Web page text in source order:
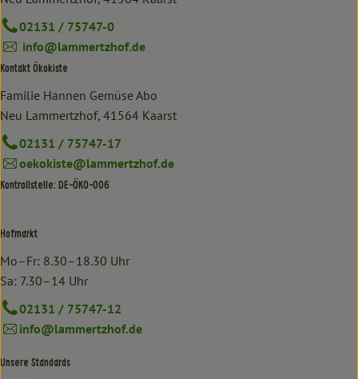
02131 / 75747-0
info@lammertzhof.de
Kontakt Ökokiste
Familie Hannen Gemüse Abo
Neu Lammertzhof, 41564 Kaarst
02131 / 75747-17
oekokiste@lammertzhof.de
Kontrollstelle: DE-ÖKO-006
Hofmarkt
Mo–Fr: 8.30–18.30 Uhr
Sa: 7.30–14 Uhr
02131 / 75747-12
info@lammertzhof.de
Unsere Standards